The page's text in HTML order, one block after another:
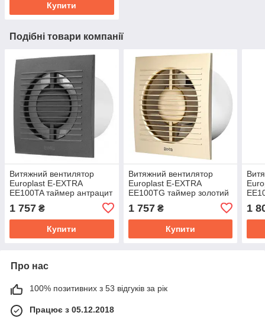
Купити
Подібні товари компанії
Витяжний вентилятор
Europlast E-EXTRA
EЕ100TA таймер антрацит
1 757 ₴
Купити
Витяжний вентилятор
Europlast E-EXTRA
EЕ100TG таймер золотий
1 757₴
Купити
1
Про нас
100% позитивних з 53 відгуків за рік
Працює з 05.12.2018